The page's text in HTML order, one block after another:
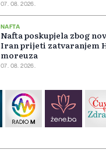
07. 08. 2026.
NAFTA
Nafta poskupjela zbog
Iran prijeti zatvaranjem
moreuza
07. 08. 2026.